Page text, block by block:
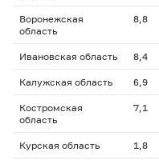
Воронежская
область
8,8
Ивановская область 8,4
Калужская область 6,9
Костромская
область
7,1
Курская область 1,8